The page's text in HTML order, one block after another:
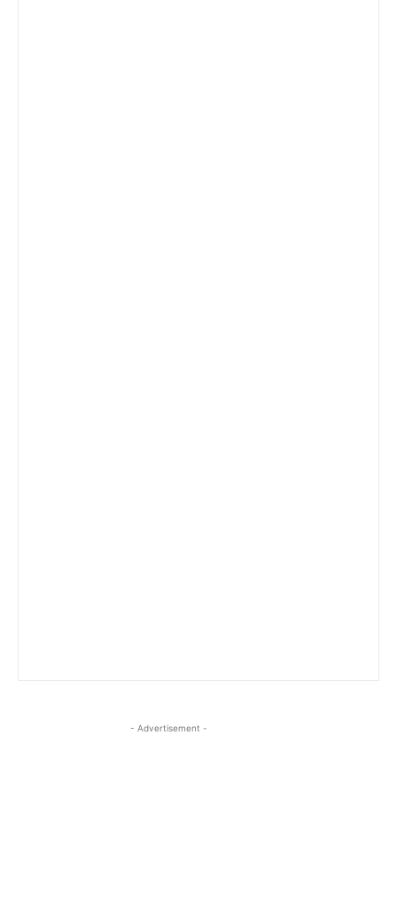
- Advertisement -